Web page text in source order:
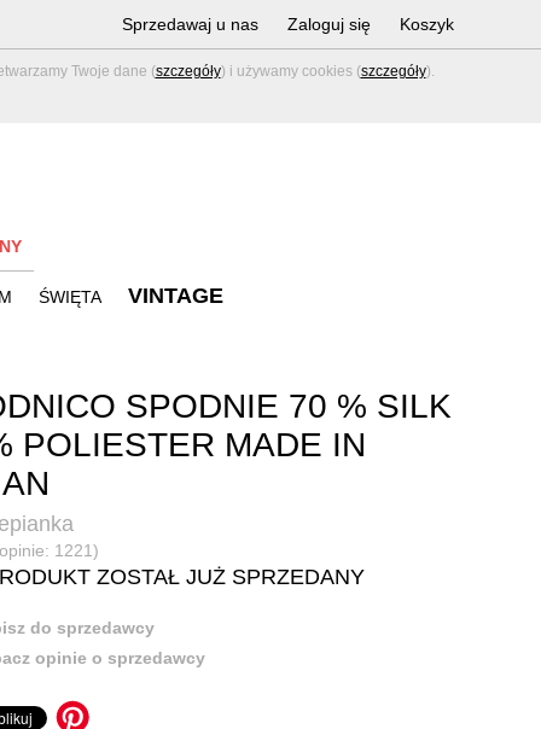
Twoje dane (szczegóły) i używamy cookies (szczegóły).
Sprzedawaj u nas Zaloguj się Koszyk
ŚWIĘTA VINTAGE
SPODNIE 70 % SILK
POLIESTER MADE IN
1221)
ZOSTAŁ JUŻ SPRZEDANY
do sprzedawcy
opinie o sprzedawcy